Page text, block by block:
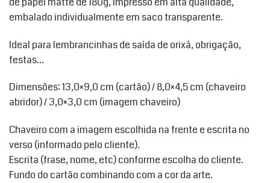
embalado individualmente em saco transparente.
Ideal para lembrancinhas de saída de orixá, obrigação,
festas…
Dimensões: 13,0×9,0 cm (cartão) / 8,0×4,5 cm (chaveiro
abridor) / 3,0×3,0 cm (imagem chaveiro)
Chaveiro com a imagem escolhida na frente e escrita no
verso (informado pelo cliente).
Escrita (frase, nome, etc) conforme escolha do cliente.
Fundo do cartão combinando com a cor da arte.